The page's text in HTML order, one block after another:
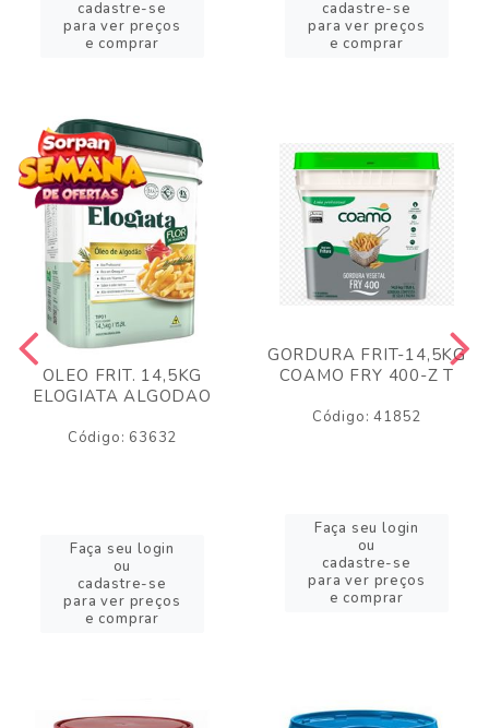
cadastre-se
para ver preços
e comprar
cadastre-se
para ver preços
e comprar
OLEO FRIT. 14,5KG
ELOGIATA ALGODAO
Código: 63632
Faça seu login
ou
cadastre-se
para ver preços
e comprar
GORDURA FRIT-14,5KG
COAMO FRY 400-Z T
Código: 41852
Faça seu login
ou
cadastre-se
para ver preços
e comprar